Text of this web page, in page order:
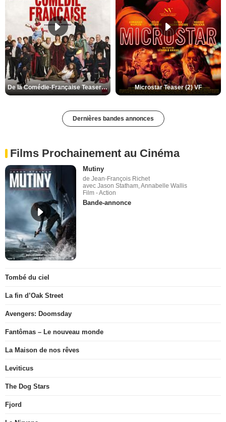
De la Comédie-Française Teaser (3) VF Microstar Teaser (2) VF
Dernières bandes annonces
Films Prochainement au Cinéma
Mutiny
de Jean-François Richet
avec Jason Statham, Annabelle Wallis
Film - Action
Bande-annonce
Tombé du ciel
La fin d’Oak Street
Avengers: Doomsday
Fantômas – Le nouveau monde
La Maison de nos rêves
Leviticus
The Dog Stars
Fjord